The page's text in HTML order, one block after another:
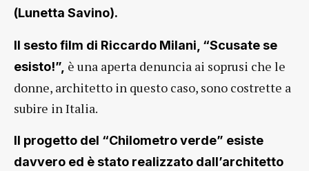
(Lunetta Savino).
Il sesto film di Riccardo Milani, “Scusate se
esisto!”, è una aperta denuncia ai soprusi che le
donne, architetto in questo caso, sono costrette a
subire in Italia.
Il progetto del “Chilometro verde” esiste
davvero ed è stato realizzato dall’architetto